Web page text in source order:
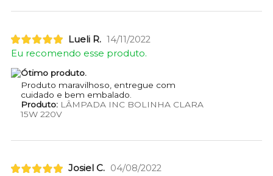
Lueli R. 14/11/2022
Eu recomendo esse produto.
Ótimo produto.
Produto maravilhoso, entregue com
cuidado e bem embalado.
Produto:LÂMPADA INC BOLINHA CLARA
15W 220V
Josiel C. 04/08/2022